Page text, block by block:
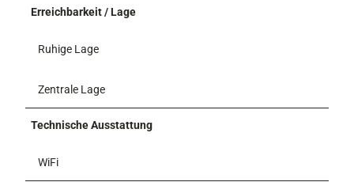
Erreichbarkeit / Lage
Ruhige Lage
Zentrale Lage
Technische Ausstattung
WiFi